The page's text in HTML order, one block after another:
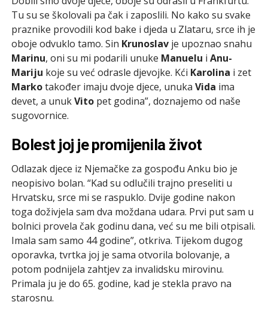
Tu su se školovali pa čak i zaposlili. No kako su svake
praznike provodili kod bake i djeda u Zlataru, srce ih je
oboje odvuklo tamo. Sin Krunoslavje upoznao snahu
Marinu, oni su mi podarili unuke Manuelu i Anu-
Mariju koje su već odrasle djevojke. Kći Karolina i zet
Markotakođer imaju dvoje djece, unuka Vida ima
devet, a unukVitopet godina”, doznajemo od naše
sugovornice.
Bolest joj je promijenila život
Odlazak djece iz Njemačke za gospođu Anku bio je
neopisivo bolan. “Kad su odlučili trajno preseliti u
Hrvatsku, srce mi se raspuklo. Dvije godine nakon
toga doživjela sam dva moždana udara. Prvi put sam u
bolnici provela čak godinu dana, već su me bili otpisali.
Imala sam samo 44 godine”, otkriva. Tijekom dugog
oporavka, tvrtka joj je sama otvorila bolovanje, a
potom podnijela zahtjev za invalidsku mirovinu.
Primala ju je do 65. godine, kad je stekla pravo na
starosnu.